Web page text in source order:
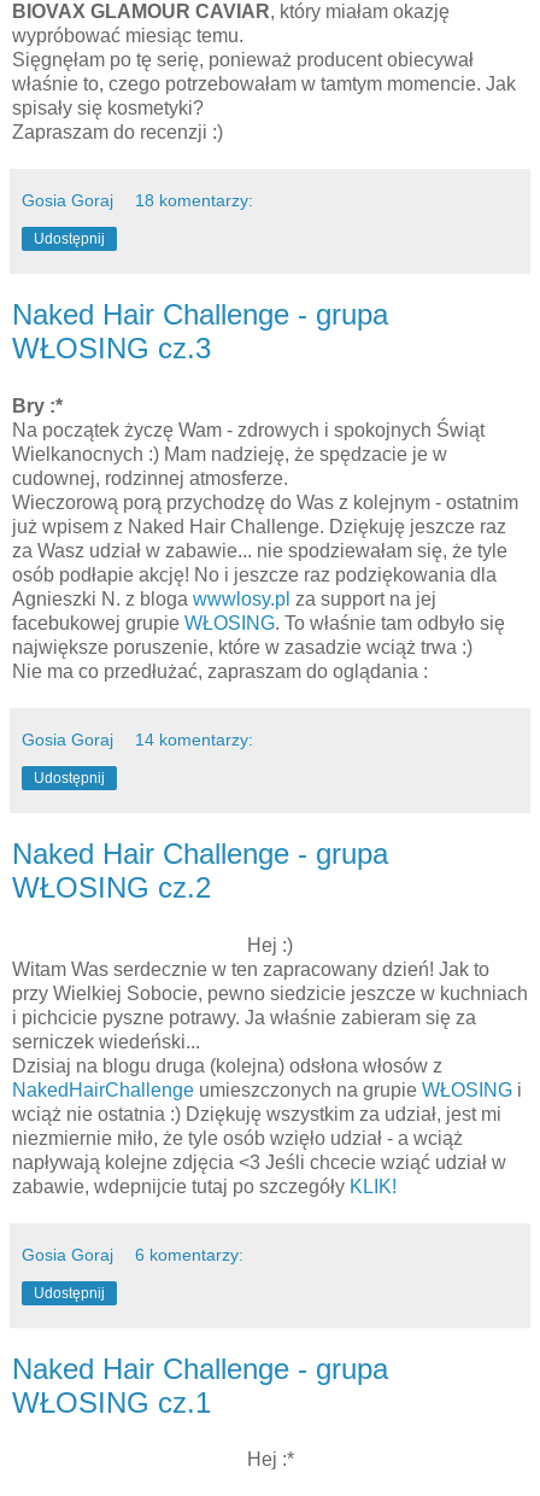
BIOVAX GLAMOUR CAVIAR, który miałam okazję
wypróbować miesiąc temu.
Sięgnęłam po tę serię, ponieważ producent obiecywał
właśnie to, czego potrzebowałam w tamtym momencie. Jak
spisały się kosmetyki?
Zapraszam do recenzji :)
Gosia Goraj 18 komentarzy:
Udostępnij
Naked Hair Challenge - grupa
WŁOSING cz.3
Bry :*
Na początek życzę Wam - zdrowych i spokojnych Świąt
Wielkanocnych :) Mam nadzieję, że spędzacie je w
cudownej, rodzinnej atmosferze.
Wieczorową porą przychodzę do Was z kolejnym - ostatnim
już wpisem z Naked Hair Challenge. Dziękuję jeszcze raz
za Wasz udział w zabawie... nie spodziewałam się, że tyle
osób podłapie akcję! No i jeszcze raz podziękowania dla
Agnieszki N. z bloga wwwlosy.pl za support na jej
facebukowej grupie WŁOSING. To właśnie tam odbyło się
największe poruszenie, które w zasadzie wciąż trwa :)
Nie ma co przedłużać, zapraszam do oglądania :
Gosia Goraj 14 komentarzy:
Udostępnij
Naked Hair Challenge - grupa
WŁOSING cz.2
Hej :)
Witam Was serdecznie w ten zapracowany dzień! Jak to
przy Wielkiej Sobocie, pewno siedzicie jeszcze w kuchniach
i pichcicie pyszne potrawy. Ja właśnie zabieram się za
serniczek wiedeński...
Dzisiaj na blogu druga (kolejna) odsłona włosów z
NakedHairChallenge umieszczonych na grupie WŁOSING i
wciąż nie ostatnia :) Dziękuję wszystkim za udział, jest mi
niezmiernie miło, że tyle osób wzięło udział - a wciąż
napływają kolejne zdjęcia <3 Jeśli chcecie wziąć udział w
zabawie, wdepnijcie tutaj po szczegóły KLIK!
Gosia Goraj 6 komentarzy:
Udostępnij
Naked Hair Challenge - grupa
WŁOSING cz.1
Hej :*